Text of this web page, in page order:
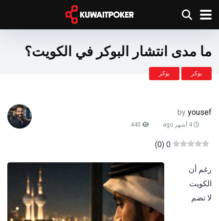
ما مدى انتشار البوكر في الكويت؟
بوكر بوكر
by yousef
0
(
0
)
رغم أن
الكويت
لا تضم